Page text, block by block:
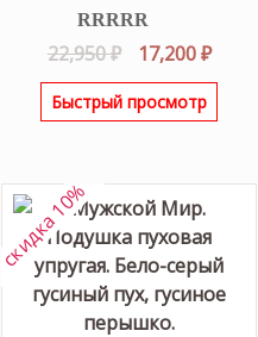
Оценка5.00
из 5
22,950₽
цена
составляла
17,200₽
Быстрый просмотр
скидка 10%